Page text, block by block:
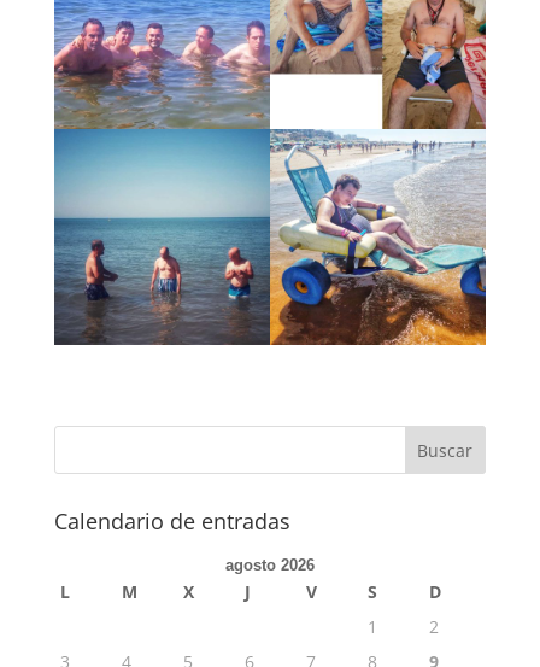
Calendario de entradas
agosto 2026
L M X J V S
D
1
2
3
4 5 6 7 8 9